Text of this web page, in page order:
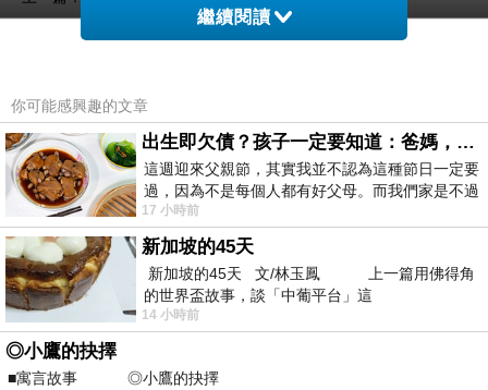
下一篇：
jata01
2016-08-16 16:24:34
大台灣最屌正妹外約兼職+LINE：jkk50056【看照
約妹】
諮詢請加：line：jkk50056
性福sky：jata500
繼續閱讀
你可能感興趣的文章
出生即欠債？孩子一定要知道：爸媽，其實我不欠你們
這週迎來父親節，其實我並不認為這種節日一定要
過，因為不是每個人都有好父母。而我們家是不過
節的，平時也沒什麼儀式感，生活趨近冷
17 小時前
新加坡的45天
新加坡的45天 文/林玉鳳 上一篇用佛得角
的世界盃故事，談「中葡平台」這
14 小時前
◎小鷹的抉擇
■寓言故事 ◎小鷹的抉擇